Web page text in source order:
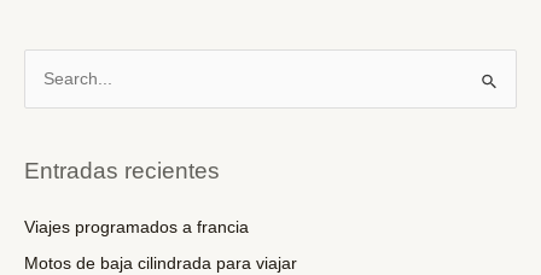
c
r
p
Entradas recientes
Viajes programados a francia
Motos de baja cilindrada para viajar